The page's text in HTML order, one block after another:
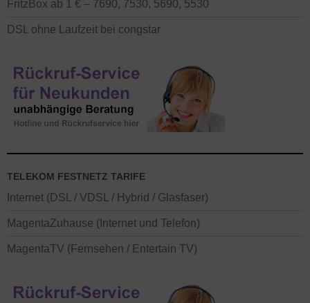
FritzBox ab 1 € – 7690, 7530, 5690, 5530
DSL ohne Laufzeit bei congstar
TELEKOM FESTNETZ TARIFE
Internet (DSL / VDSL / Hybrid / Glasfaser)
MagentaZuhause (Internet und Telefon)
MagentaTV (Fernsehen / Entertain TV)